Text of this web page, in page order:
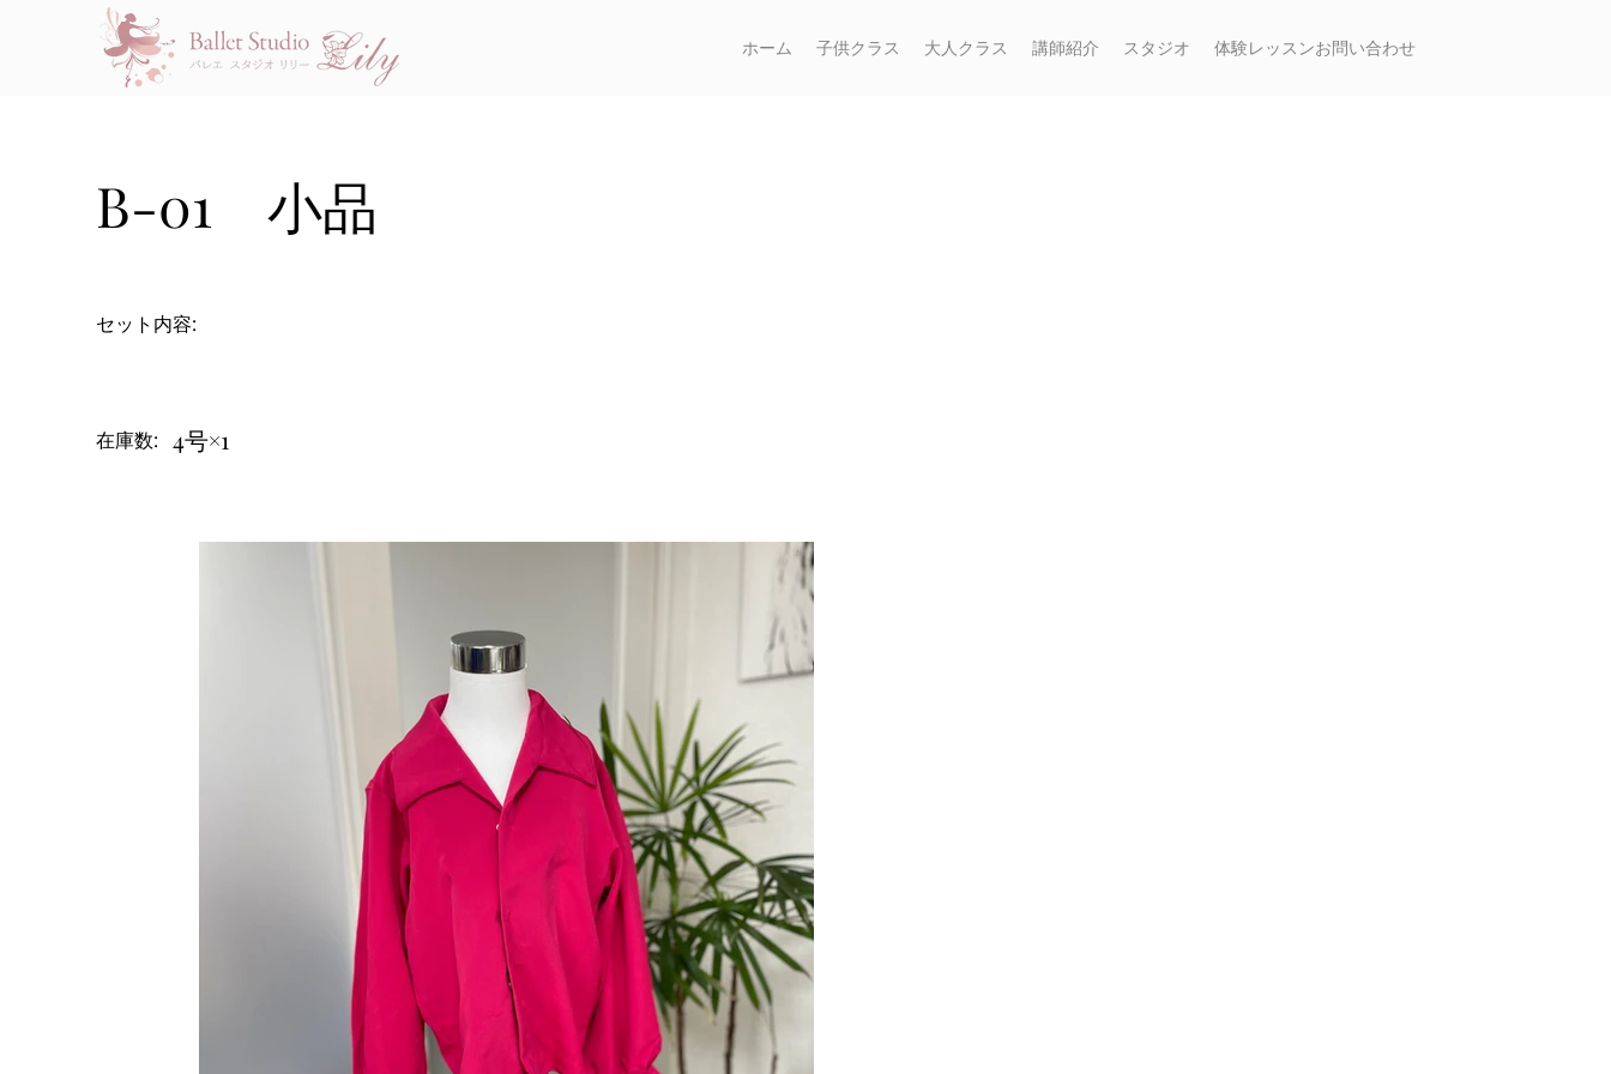
ホーム 子供クラス 大人クラス 講師紹介 スタジオ 体験レッスンお問い合わせ
B-01 小品
セット内容:
在庫数: 4号×1